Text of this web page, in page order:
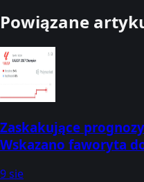
Powiązane
Zaskakujące
Wskazano faworyta
9 sie